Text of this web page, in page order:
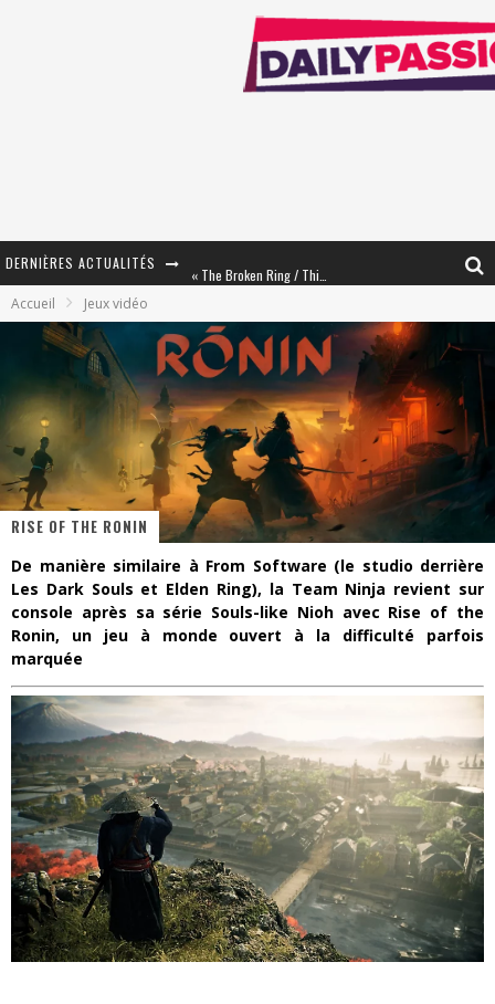
DERNIÈRES ACTUALITÉS
Star Fox
PsyRiver 2026 : la magie revient sur les rives de l’Aar
« MOFUSAND / Parler Japonais » – Des Expressions Pratiques !
« Dr Wertham / L’homme qui étudia les tueurs en série » - Un Métier à Risque !
Assassin's Creed Black Flag Resynced
« Le Vent dand les Saules » - Une Belle Histoire !
Accueil Jeux vidéo
RISE OF THE RONIN
De manière similaire à From Software (le studio derrière
Les Dark Souls et Elden Ring), la Team Ninja revient sur
console après sa série Souls-like Nioh avec Rise of the
Ronin, un jeu à monde ouvert à la difficulté parfois
marquée